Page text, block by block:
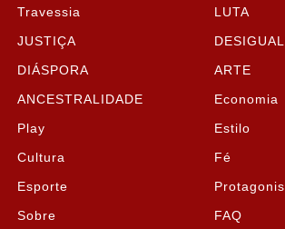
Travessia LUTA
JUSTIÇA
DIÁSPORA ARTE
ANCESTRALIDADE Economia
Play Estilo
Cultura Fé
Esporte
Sobre FAQ